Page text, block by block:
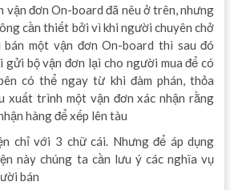
vận đơn On-board đã nêu ở trên, nhưng
cần thiết bởi vì khi người chuyên chở
một vận đơn On-board thì sau đó
gửi bộ vận đơn lại cho người mua để có
có thể ngay từ khi đàm phán, thỏa
xuất trình một vận đơn xác nhận rằng
hàng để xếp lên tàu
chỉ với 3 chữ cái. Nhưng để áp dụng
này chúng ta cần lưu ý các nghĩa vụ
bán